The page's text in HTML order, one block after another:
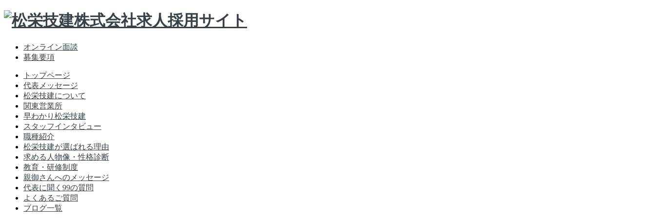
Skip
オンライン面談
募集要項
トップページ
代表メッセージ
松栄技建について
関東営業所
早わかり松栄技建
スタッフインタビュー
職種紹介
松栄技建が選ばれる理由
求める人物像・性格診断
教育・研修制度
親御さんへのメッセージ
代表に聞く99の質問
よくあるご質問
ブログ一覧